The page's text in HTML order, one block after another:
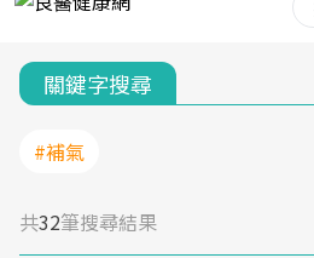
關鍵字搜尋
#補氣
共32筆搜尋結果